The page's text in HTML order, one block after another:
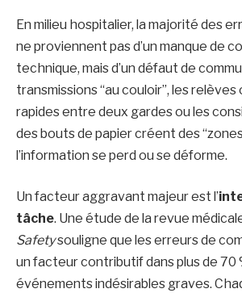
En milieu hospitalier, la majorité des
ne proviennent pas d’un manque de
technique, mais d’un défaut de
transmissions “au couloir”, les
rapides entre deux gardes ou les
des bouts de papier créent des “zones
l’information se perd ou se déforme.
Un facteur aggravant majeur est l’
tâche. Une étude de la revue
Safetysouligne que les erreurs de
un facteur contributif dans plus de 70
événements indésirables graves.